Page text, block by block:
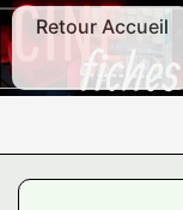
Retour Accueil